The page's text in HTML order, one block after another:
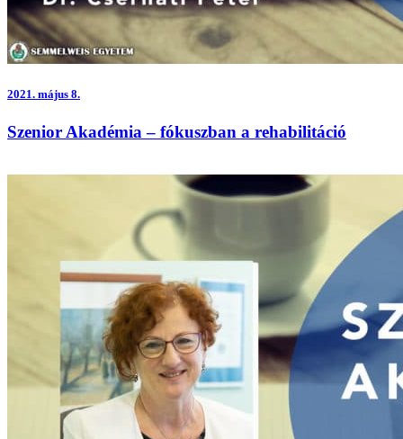
2021. május 8.
Szenior Akadémia – fókuszban a rehabilitáció